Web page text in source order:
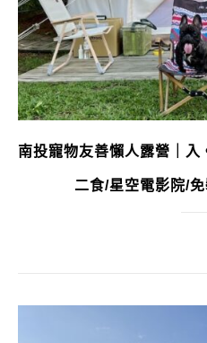
南投寵物友善懶人露營｜
二食/星空電影院/